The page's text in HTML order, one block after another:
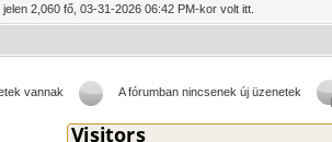
2,060 fő, 03-31-2026 06:42 PM-kor volt itt.
vannak A fórumban nincsenek új üzenetek